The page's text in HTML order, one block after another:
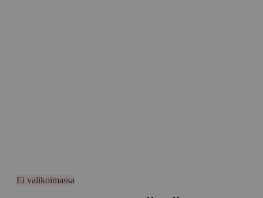
Ei valikoimassa